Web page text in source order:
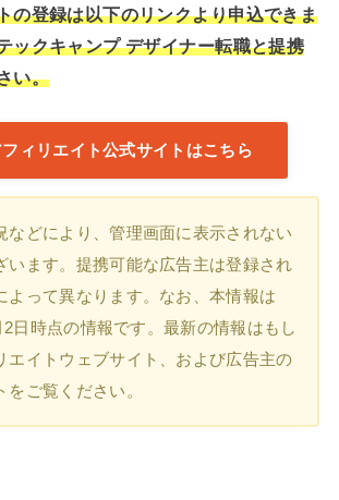
の登録は以下のリンクより申込できま
ックキャンプ デザイナー転職と提携
い。
ィリエイト公式サイトはこちら
などにより、管理画面に表示されない
います。提携可能な広告主は登録され
よって異なります。なお、本情報は
2日時点の情報です。最新の情報はもし
エイトウェブサイト、および広告主の
をご覧ください。